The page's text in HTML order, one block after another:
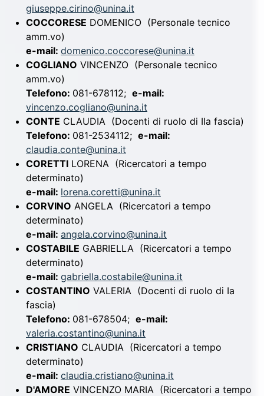
giuseppe.cirino@unina.it
COCCORESE DOMENICO (Personale tecnico
amm.vo)
e-mail: domenico.coccorese@unina.it
COGLIANO VINCENZO (Personale tecnico
amm.vo)
Telefono: 081-678112; e-mail:
vincenzo.cogliano@unina.it
CONTE CLAUDIA (Docenti di ruolo di IIa fascia)
Telefono: 081-2534112; e-mail:
claudia.conte@unina.it
CORETTI LORENA (Ricercatori a tempo
determinato)
e-mail: lorena.coretti@unina.it
CORVINO ANGELA (Ricercatori a tempo
determinato)
e-mail: angela.corvino@unina.it
COSTABILE GABRIELLA (Ricercatori a tempo
determinato)
e-mail: gabriella.costabile@unina.it
COSTANTINO VALERIA (Docenti di ruolo di Ia
fascia)
Telefono: 081-678504; e-mail:
valeria.costantino@unina.it
CRISTIANO CLAUDIA (Ricercatori a tempo
determinato)
e-mail: claudia.cristiano@unina.it
D'AMORE VINCENZO MARIA (Ricercatori a tempo